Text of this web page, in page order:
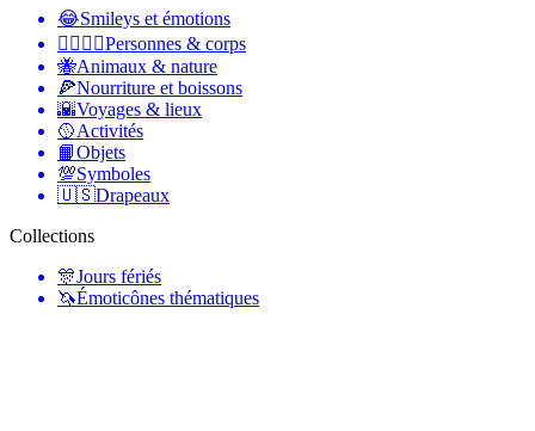
😂Smileys et émotions
👩‍❤️‍💋‍👨Personnes & corps
🐝Animaux & nature
🍕Nourriture et boissons
🌇Voyages & lieux
🥎Activités
📙Objets
💯Symboles
🇺🇸Drapeaux
Collections
🎊Jours fériés
🦄Émoticônes thématiques